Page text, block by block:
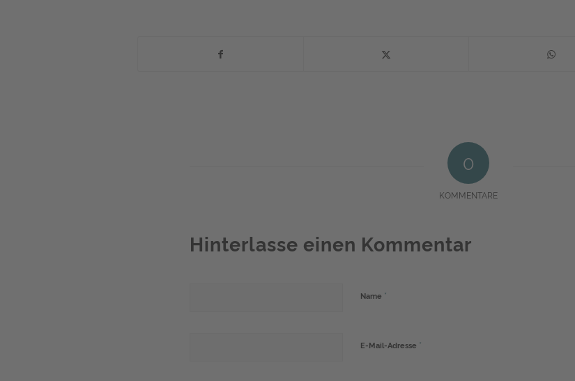
0
KOMMENTARE
Hinterlasse einen Kommentar
Name *
E-Mail-Adresse *